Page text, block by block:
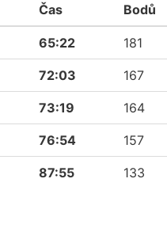
Čas Bodů
65:22 181
72:03 167
73:19 164
76:54 157
87:55 133